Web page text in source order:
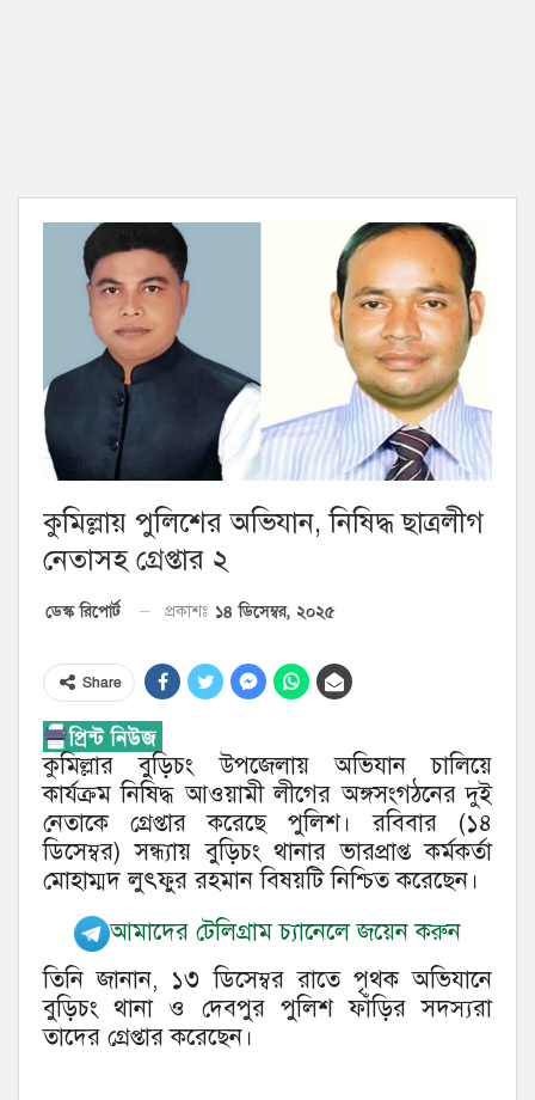
কুমিল্লায় পুলিশের অভিযান, নিষিদ্ধ ছাত্রলীগ
নেতাসহ গ্রেপ্তার ২
ডেস্ক রিপোর্ট প্রকাশঃ ১৪ ডিসেম্বর, ২০২৫
Share
কুমিল্লার বুড়িচং উপজেলায় অভিযান চালিয়ে
কার্যক্রম নিষিদ্ধ আওয়ামী লীগের অঙ্গসংগঠনের দুই
নেতাকে গ্রেপ্তার করেছে পুলিশ। রবিবার (১৪
ডিসেম্বর) সন্ধ্যায় বুড়িচং থানার ভারপ্রাপ্ত কর্মকর্তা
মোহাম্মদ লুৎফুর রহমান বিষয়টি নিশ্চিত করেছেন।
আমাদের টেলিগ্রাম চ্যানেলে জয়েন করুন
তিনি জানান, ১৩ ডিসেম্বর রাতে পৃথক অভিযানে
বুড়িচং থানা ও দেবপুর পুলিশ ফাঁড়ির সদস্যরা
তাদের গ্রেপ্তার করেছেন।